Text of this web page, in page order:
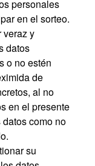
personales
en el sorteo.
veraz y
datos
o no estén
de
al no
en el presente
como no
su